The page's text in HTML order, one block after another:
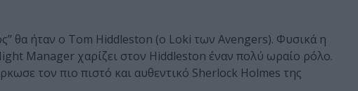
θα ήταν ο Tom Hiddleston (ο Loki των Avengers). Φυσικά η
Manager χαρίζει στον Hiddleston έναν πολύ ωραίο ρόλο.
τον πιο πιστό και αυθεντικό Sherlock Holmes της